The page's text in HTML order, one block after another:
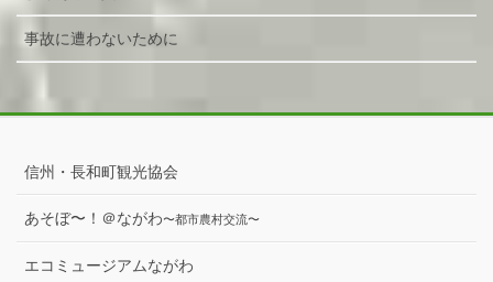
事故に遭わないために
信州・長和町観光協会
あそぼ〜！＠ながわ〜都市農村交流〜
エコミュージアムながわ